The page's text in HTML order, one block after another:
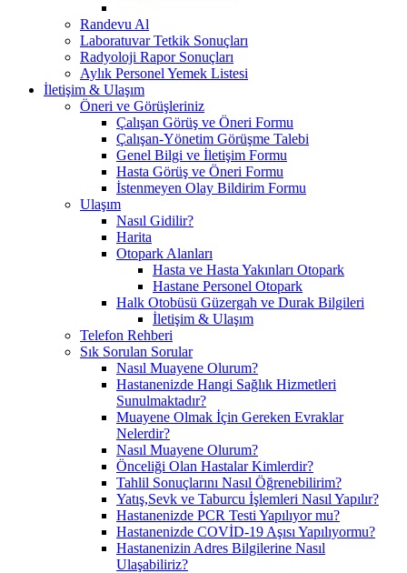
Randevu Al
Laboratuvar Tetkik Sonuçları
Radyoloji Rapor Sonuçları
Aylık Personel Yemek Listesi
İletişim & Ulaşım
Öneri ve Görüşleriniz
Çalışan Görüş ve Öneri Formu
Çalışan-Yönetim Görüşme Talebi
Genel Bilgi ve İletişim Formu
Hasta Görüş ve Öneri Formu
İstenmeyen Olay Bildirim Formu
Ulaşım
Nasıl Gidilir?
Harita
Otopark Alanları
Hasta ve Hasta Yakınları Otopark
Hastane Personel Otopark
Halk Otobüsü Güzergah ve Durak Bilgileri
İletişim & Ulaşım
Telefon Rehberi
Sık Sorulan Sorular
Nasıl Muayene Olurum?
Hastanenizde Hangi Sağlık Hizmetleri
Sunulmaktadır?
Muayene Olmak İçin Gereken Evraklar
Nelerdir?
Nasıl Muayene Olurum?
Önceliği Olan Hastalar Kimlerdir?
Tahlil Sonuçlarını Nasıl Öğrenebilirim?
Yatış,Sevk ve Taburcu İşlemleri Nasıl Yapılır?
Hastanenizde PCR Testi Yapılıyor mu?
Hastanenizde COVİD-19 Aşısı Yapılıyormu?
Hastanenizin Adres Bilgilerine Nasıl
Ulaşabiliriz?